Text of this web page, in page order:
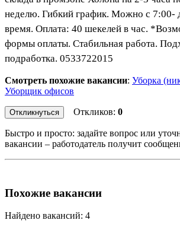
неделю. Гибкий график. Можно с 7:00-
время. Оплата: 40 шекелей в час.
формы оплаты. Стабильная работа.
подработка. 0533722015
Смотреть похожие вакансии: Уборка
Уборщик офисов
Откликнуться Откликов: 0
Быстро и просто: задайте вопрос или
вакансии – работодатель получит
Похожие вакансии
Найдено вакансий: 4